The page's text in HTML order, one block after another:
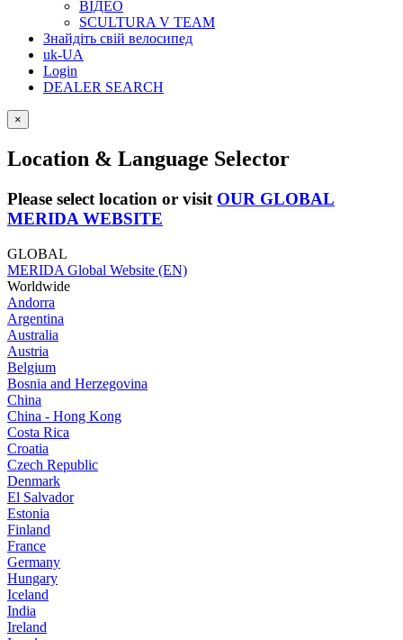
ВІДЕО
SCULTURA V TEAM
Знайдіть свій велосипед
uk-UA
Login
DEALER SEARCH
×
Location & Language Selector
Please select location or visit OUR GLOBAL
MERIDA WEBSITE
GLOBAL
MERIDA Global Website (EN)
Worldwide
Andorra
Argentina
Australia
Austria
Belgium
Bosnia and Herzegovina
China
China - Hong Kong
Costa Rica
Croatia
Czech Republic
Denmark
El Salvador
Estonia
Finland
France
Germany
Hungary
Iceland
India
Ireland